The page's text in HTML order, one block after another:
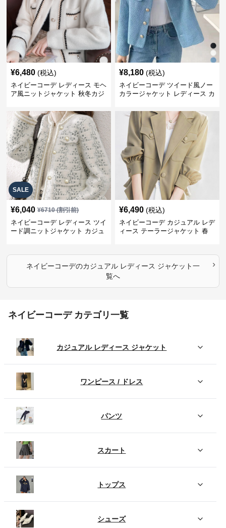
¥6,480 (税込)
ネイビーコーデ レディース モヘ
ア風ニットジャケット 秋冬カジ
¥8,180 (税込)
ネイビーコーデ ツイード風ノー
カラージャケット レディース カ
SALE
¥6,040 ¥6710(割引前)
ネイビーコーデ レディース ツイ
ード調ニットジャケット カジュ
¥6,490 (税込)
ネイビーコーデ カジュアル レデ
ィース テーラージャケット 春
ネイビーコーデのカジュアル レディース ジャケット一
覧へ
›
ネイビーコーデ カテゴリ一覧
カジュアル レディース ジャケット
ワンピース / ドレス
パンツ
スカート
トップス
シューズ